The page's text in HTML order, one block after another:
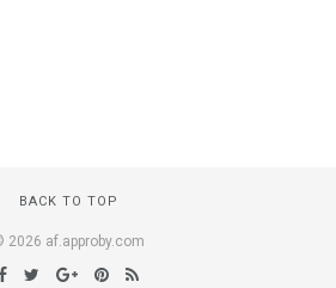
BACK TO TOP
2026 af.approby.com